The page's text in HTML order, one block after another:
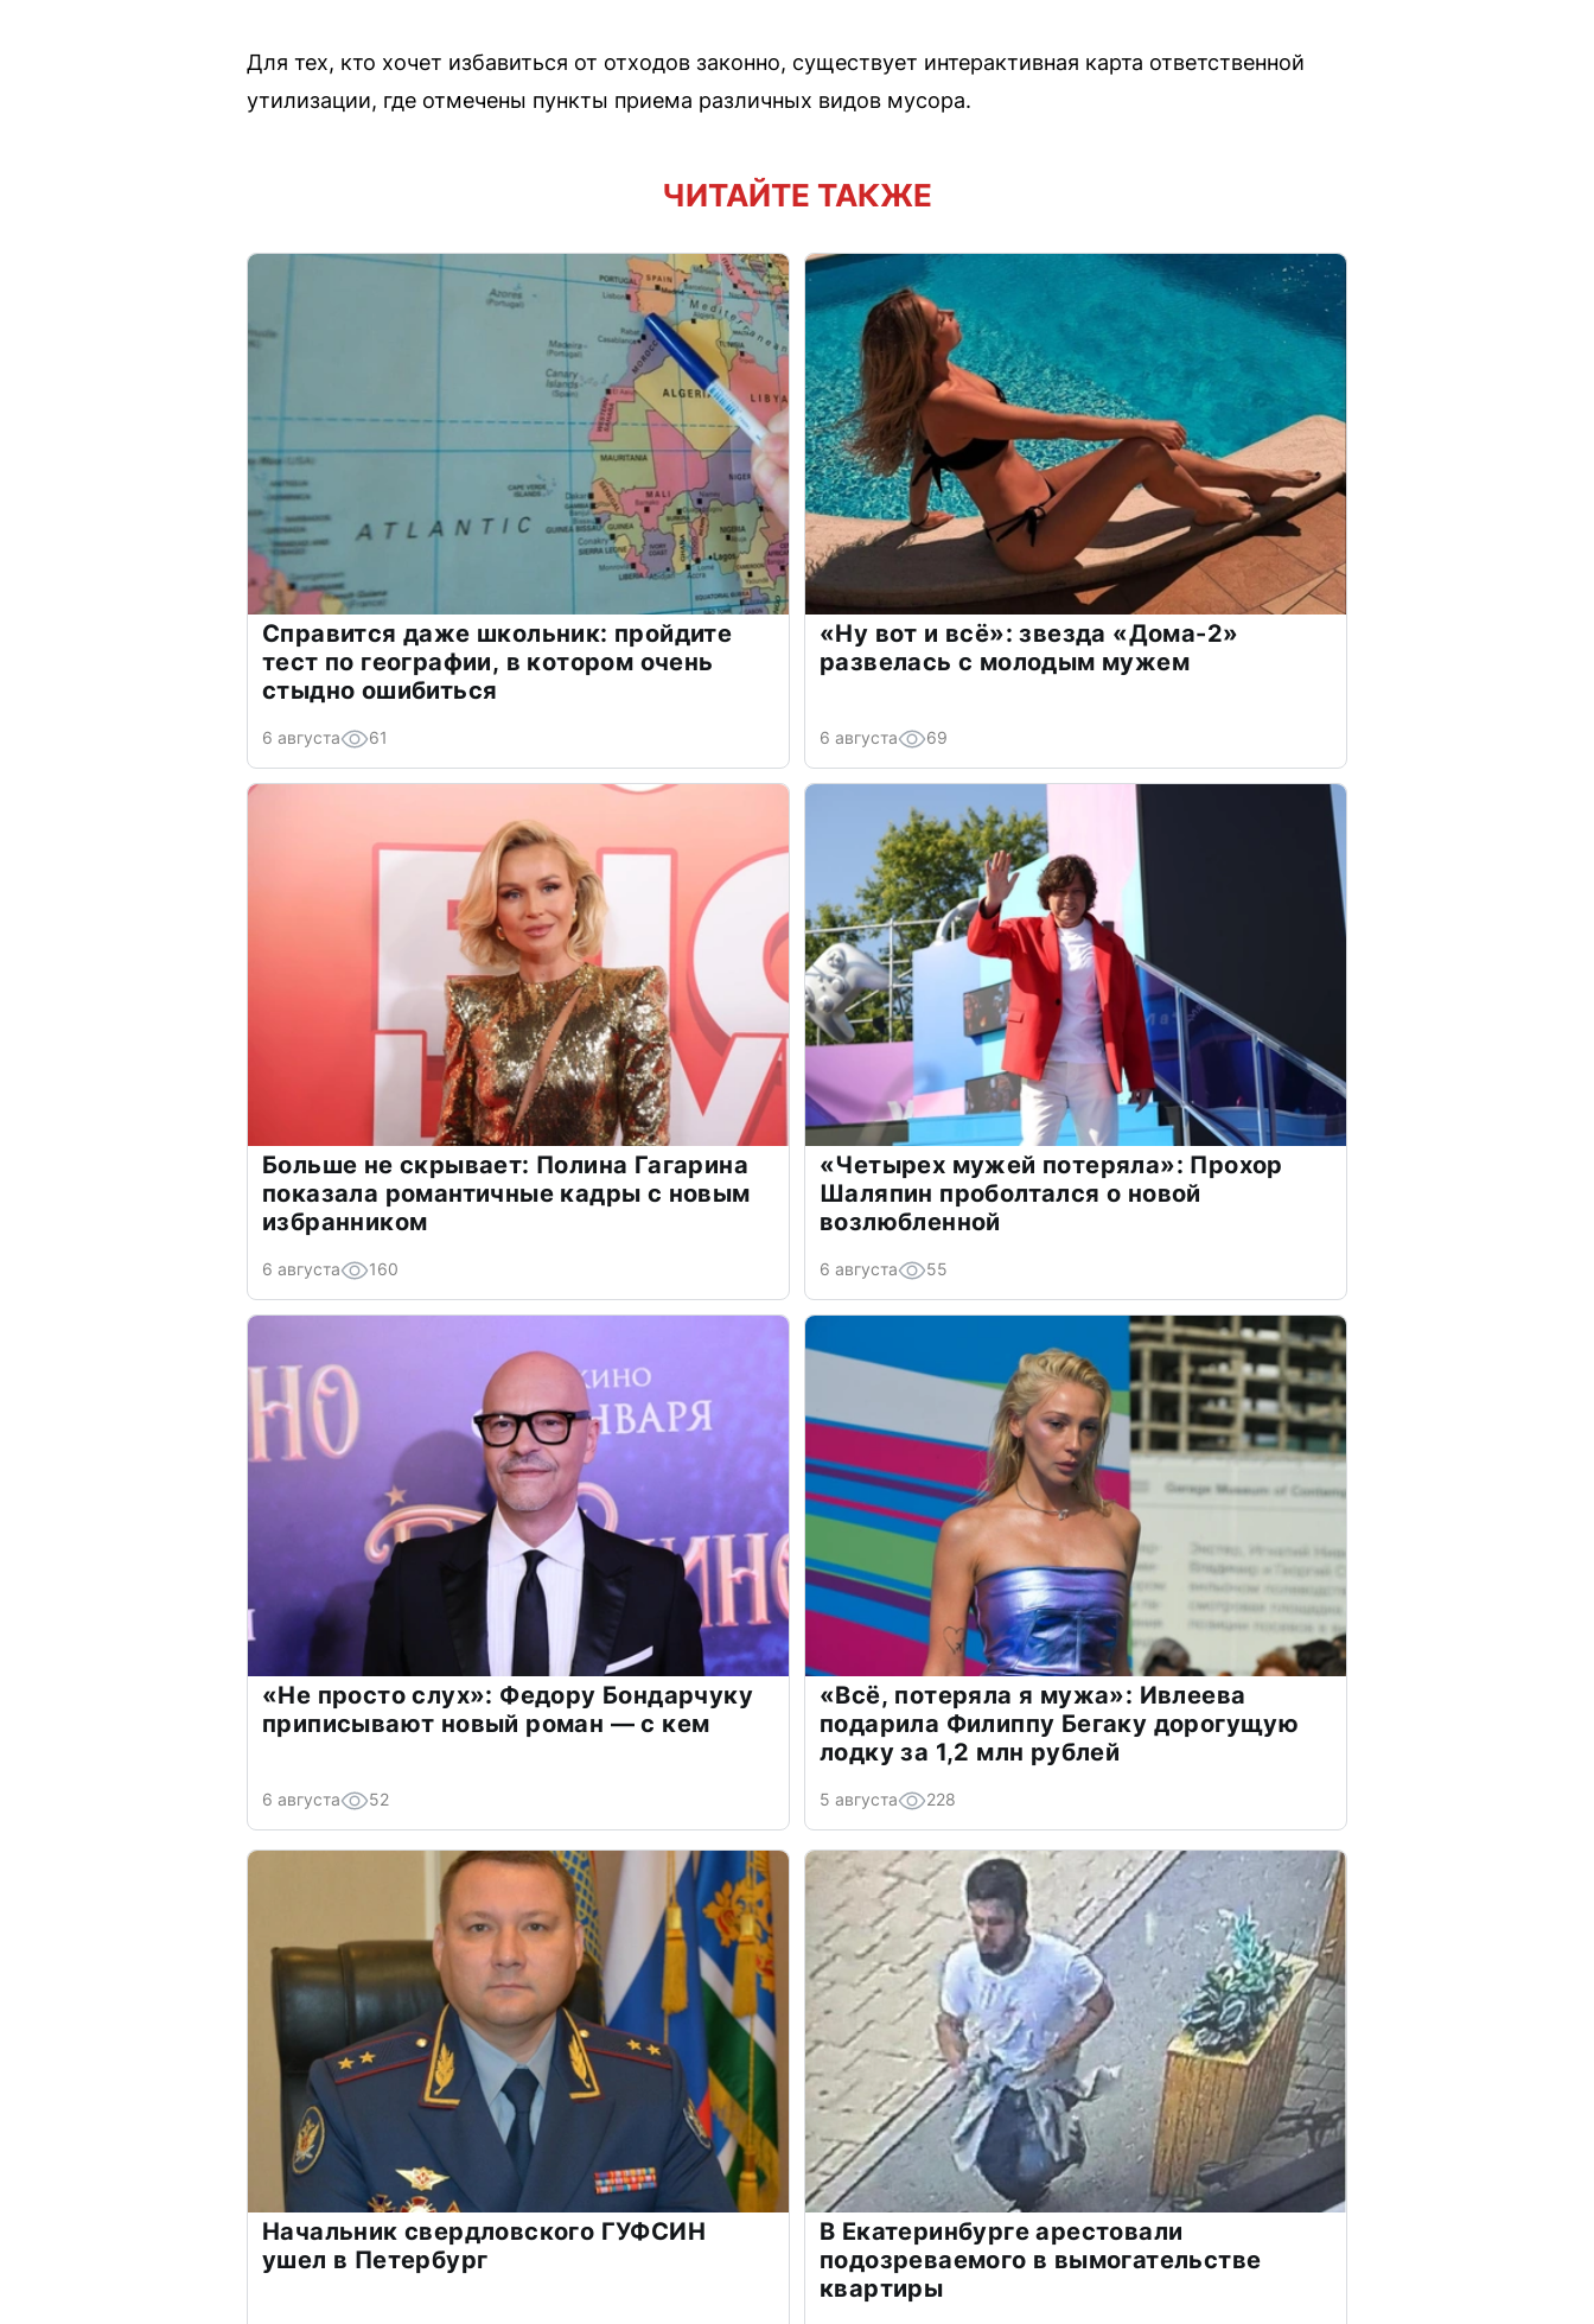
Для тех, кто хочет избавиться от отходов законно, существует интерактивная карта ответственной
утилизации, где отмечены пункты приема различных видов мусора.
ЧИТАЙТЕ ТАКЖЕ
Справится даже школьник: пройдите
тест по географии, в котором очень
стыдно ошибиться
6 августа 61
«Ну вот и всё»: звезда «Дома-2»
развелась с молодым мужем
6 августа 69
Больше не скрывает: Полина Гагарина
показала романтичные кадры с новым
избранником
6 августа 160
«Четырех мужей потеряла»: Прохор
Шаляпин проболтался о новой
возлюбленной
6 августа 55
«Не просто слух»: Федору Бондарчуку
приписывают новый роман — с кем
6 августа 52
«Всё, потеряла я мужа»: Ивлеева
подарила Филиппу Бегаку дорогущую
лодку за 1,2 млн рублей
5 августа 228
Начальник свердловского ГУФСИН
ушел в Петербург
В Екатеринбурге арестовали
подозреваемого в вымогательстве
квартиры